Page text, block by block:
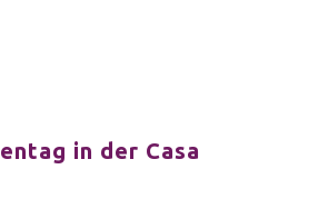
in der Casa